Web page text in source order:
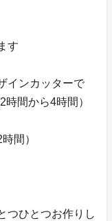
す
インカッターで
間から4時間）
間）
つひとつお作りし